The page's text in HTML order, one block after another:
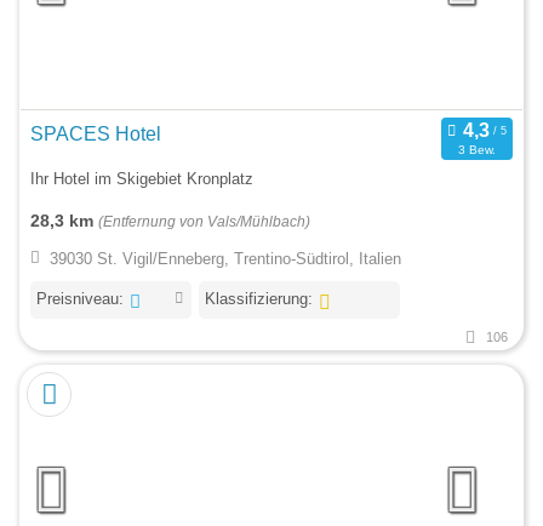
SPACES Hotel
3 Bew.
Ihr Hotel im Skigebiet Kronplatz
28,3 km (Entfernung von Vals/Mühlbach)
39030 St. Vigil/Enneberg, Trentino-Südtirol, Italien
Preisniveau: Klassifizierung:
106